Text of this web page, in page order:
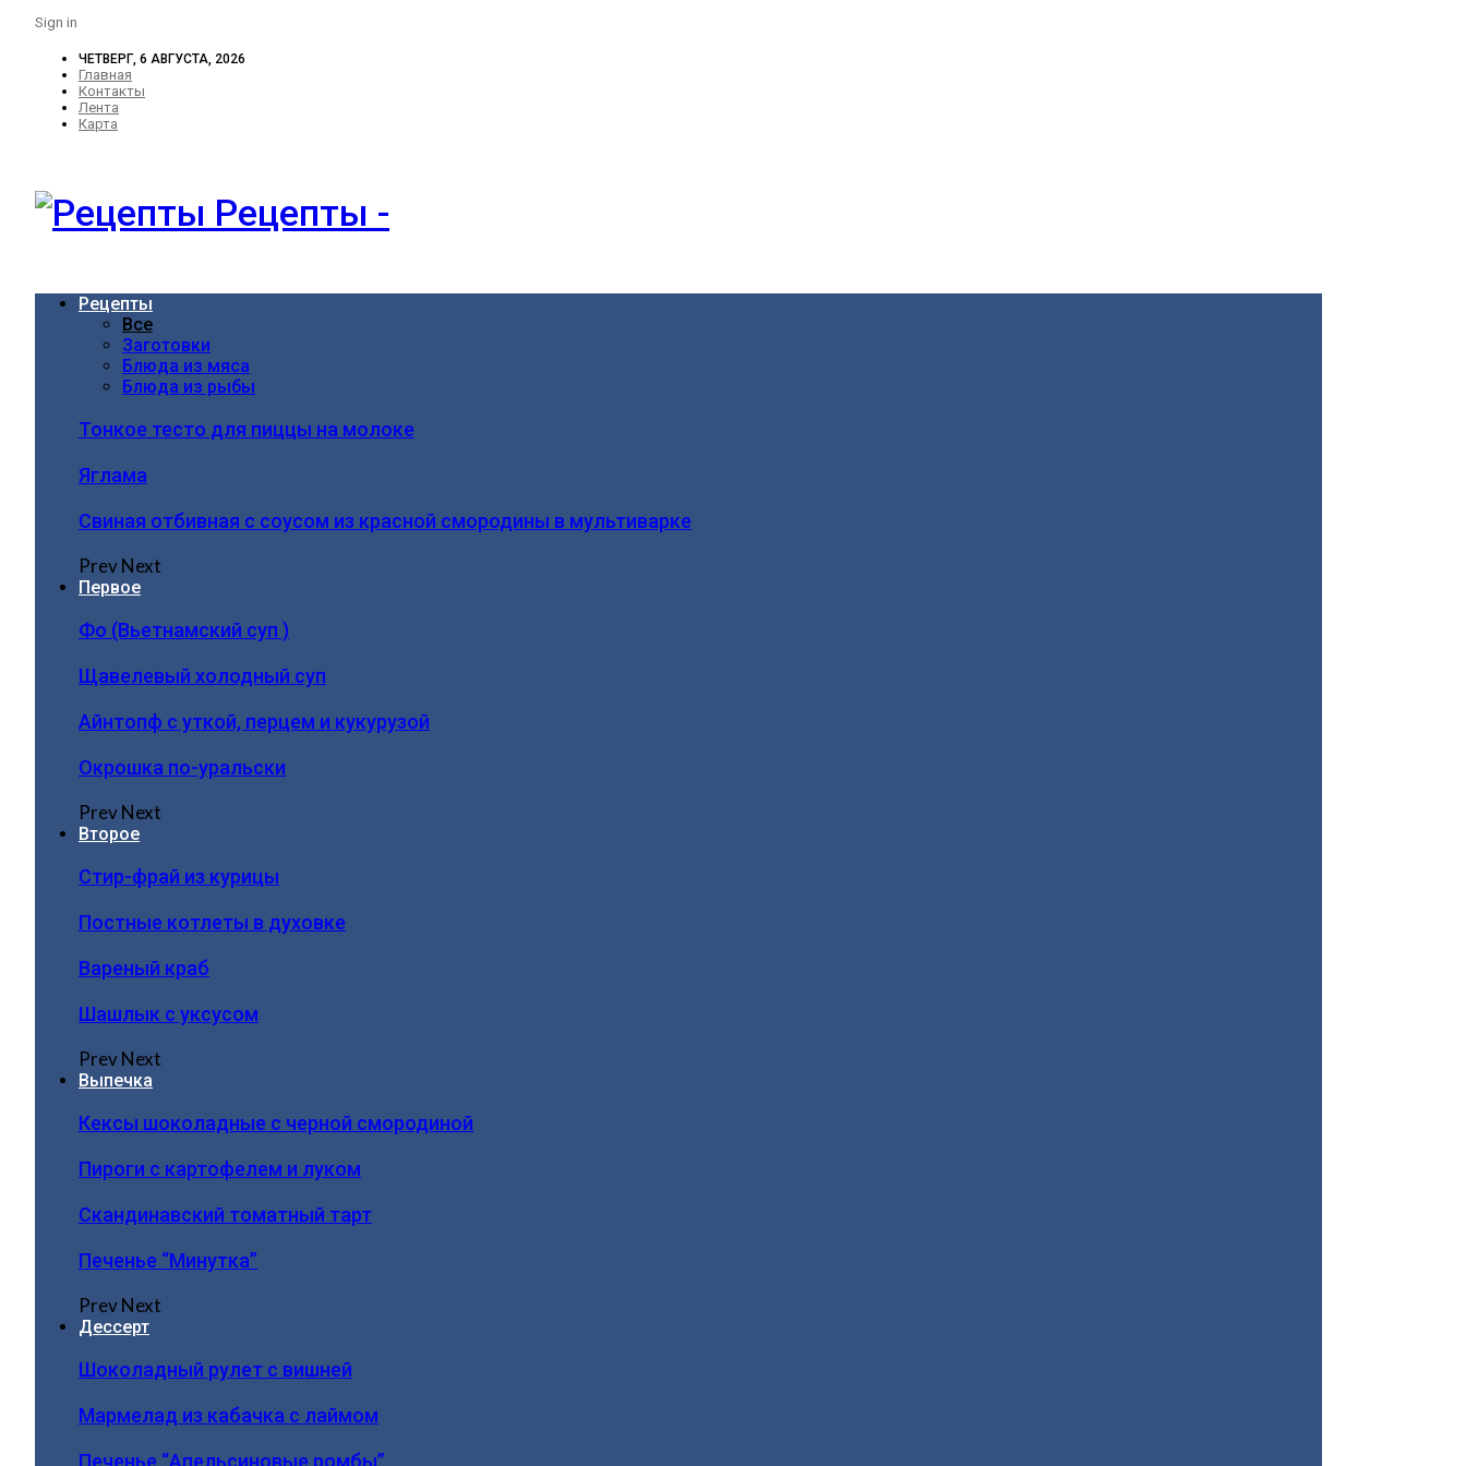
Sign in
ЧЕТВЕРГ, 6 АВГУСТА, 2026
Главная
Контакты
Лента
Карта
Рецепты -
Рецепты
Все
Заготовки
Блюда из мяса
Блюда из рыбы
Тонкое тесто для пиццы на молоке
Яглама
Свиная отбивная с соусом из красной смородины в мультиварке
PrevNext
Первое
Фо (Вьетнамский суп )
Щавелевый холодный суп
Айнтопф с уткой, перцем и кукурузой
Окрошка по-уральски
PrevNext
Второе
Стир-фрай из курицы
Постные котлеты в духовке
Вареный краб
Шашлык с уксусом
PrevNext
Выпечка
Кексы шоколадные с черной смородиной
Пироги c картофелем и луком
Скандинавский томатный тарт
Печенье “Минутка”
PrevNext
Дессерт
Шоколадный рулет с вишней
Мармелад из кабачка с лаймом
Печенье “Апельсиновые ромбы”